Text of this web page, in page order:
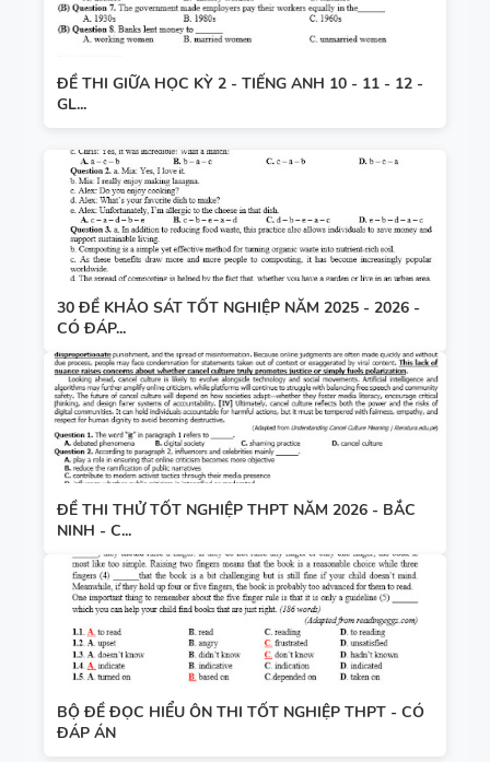
ĐỀ THI GIỮA HỌC KỲ 2 - TIẾNG ANH 10 - 11 - 12 -
GL...
30 ĐỀ KHẢO SÁT TỐT NGHIỆP NĂM 2025 - 2026 -
CÓ ĐÁP...
ĐỀ THI THỬ TỐT NGHIỆP THPT NĂM 2026 - BẮC
NINH - C...
BỘ ĐỀ ĐỌC HIỂU ÔN THI TỐT NGHIỆP THPT - CÓ
ĐÁP ÁN